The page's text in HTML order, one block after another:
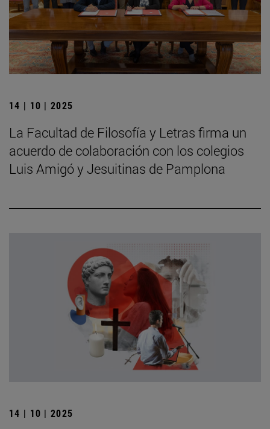
14 | 10 | 2025
La Facultad de Filosofía y Letras firma un
acuerdo de colaboración con los colegios
Luis Amigó y Jesuitinas de Pamplona
14 | 10 | 2025